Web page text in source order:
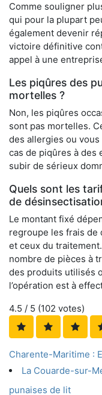
Comme souligner
qui pour la plupart
également devenir
victoire définitive
appel à une
Les piqûres des
mortelles ?
Non, les piqûres
sont pas mortelles.
des allergies ou
cas de piqûres à des
subir de sérieux
Quels sont les
de
Le montant fixé
regroupe les frais de
et ceux du
nombre de pièces à
des produits utilisés
l’opération est à
4.5 / 5 (102 votes)
Charente-Maritime :
La Couarde-sur-
punaises de lit